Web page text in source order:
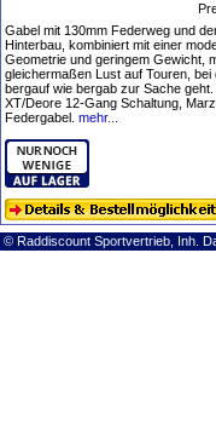
Gabel mit 130mm Federweg und
Hinterbau, kombiniert mit einer
Geometrie und geringem Gewicht,
gleichermaßen Lust auf Touren, bei
bergauf wie bergab zur Sache
XT/Deore 12-Gang Schaltung,
Federgabel. mehr...
© Raddiscount Sportvertrieb, Inh.